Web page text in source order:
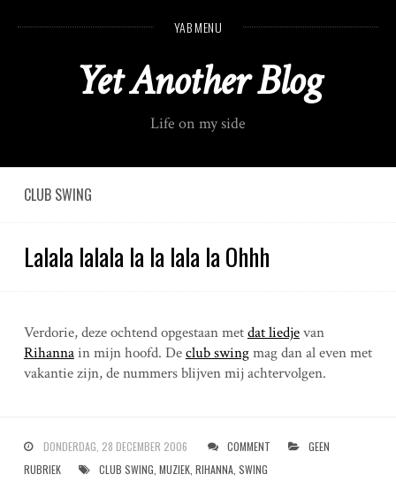
n
YAB MENU
Yet Another Blog
Life on my side
CLUB SWING
Lalala lalala la la lala la Ohhh
Verdorie, deze ochtend opgestaan metdat liedjevan
Rihannain mijn hoofd. Declub swingmag dan al even met
vakantie zijn, de nummers blijven mij achtervolgen.
DONDERDAG, 28 DECEMBER 2006 COMMENT
GEEN
RUBRIEK
CLUB SWING MUZIEK, RIHANNA, SWING